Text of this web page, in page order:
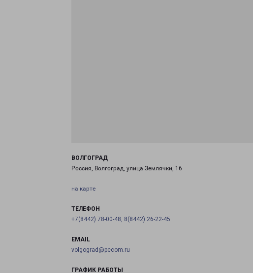
ВОЛГОГРАД
Россия, Волгоград, улица Землячки, 16
на карте
ТЕЛЕФОН
+7(8442) 78-00-48, 8(8442) 26-22-45
EMAIL
volgograd@pecom.ru
ГРАФИК РАБОТЫ